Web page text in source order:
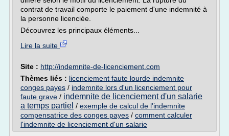
contrat de travail comporte le paiement d'une indemnité à
la personne licenciée.
Découvrez les principaux éléments...
Lire la suite
Site : http://indemnite-de-licenciement.com
Thèmes liés : licenciement faute lourde indemnite
conges payes / indemnite lors d'un licenciement pour
faute grave / indemnite de licenciement d'un salarie
a temps partiel / exemple de calcul de l'indemnite
compensatrice des conges payes / comment calculer
l'indemnite de licenciement d'un salarie